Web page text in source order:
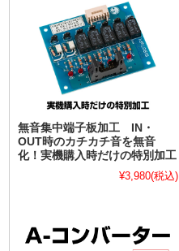
無音集中端子板加工 IN・
OUT時のカチカチ音を無音
化！実機購入時だけの特別加工
¥3,980(税込)